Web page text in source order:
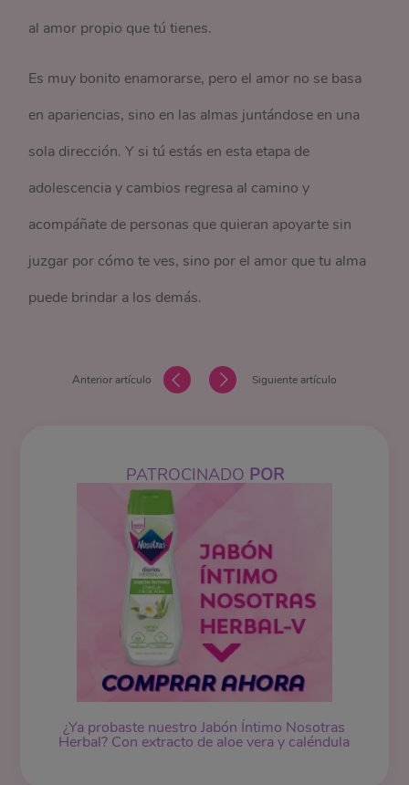
al amor propio que tú tienes.
Es muy bonito enamorarse, pero el amor no se basa
en apariencias, sino en las almas juntándose en una
sola dirección. Y si tú estás en esta etapa de
adolescencia y cambios regresa al camino y
acompáñate de personas que quieran apoyarte sin
juzgar por cómo te ves, sino por el amor que tu alma
puede brindar a los demás.
Anterior artículo Siguiente artículo
PATROCINADO POR
¿Ya probaste nuestroJabón Íntimo Nosotras
Herbal? Con extracto de aloe vera y caléndula